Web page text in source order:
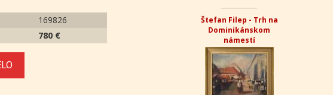
169826
780 €
Štefan Filep - Trh na
Dominikánskom
námestí